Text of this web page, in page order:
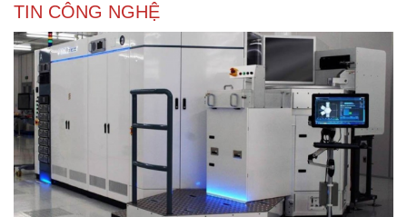
Cải chính
TIN CÔNG NGHỆ